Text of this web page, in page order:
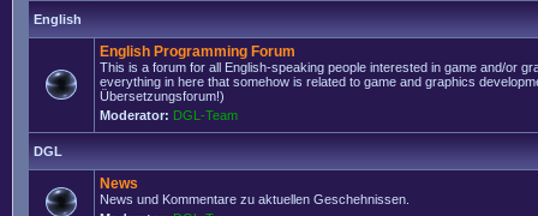
English
English Programming Forum
This is a forum for all English-speaking people interested in game and/or
everything in here that somehow is related to game and graphics
Übersetzungsforum!)
Moderator: DGL-Team
DGL
News
News und Kommentare zu aktuellen Geschehnissen.